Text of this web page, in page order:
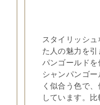
スタイリッシ
た人の魅力を
パンゴールドを
シャンパンゴ
く似合う色で
しています。